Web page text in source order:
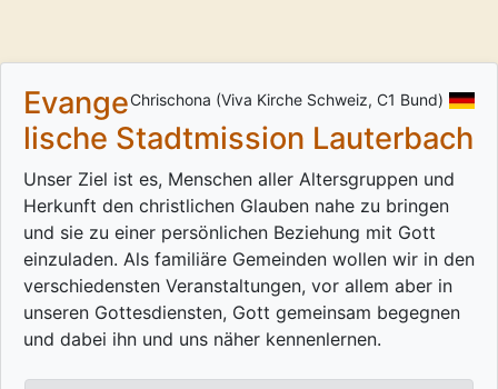
Chrischona (Viva Kirche Schweiz, C1 Bund)
Evange
lische Stadtmission Lauterbach
Unser Ziel ist es, Menschen aller Altersgruppen und
Herkunft den christlichen Glauben nahe zu bringen
und sie zu einer persönlichen Beziehung mit Gott
einzuladen. Als familiäre Gemeinden wollen wir in den
verschiedensten Veranstaltungen, vor allem aber in
unseren Gottesdiensten, Gott gemeinsam begegnen
und dabei ihn und uns näher kennenlernen.